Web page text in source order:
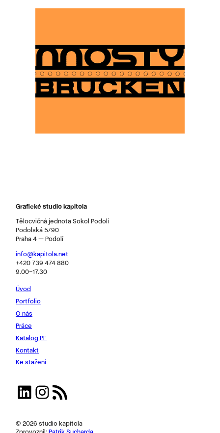
Grafické studio kapitola
Tělocvičná jednota Sokol Podolí
Podolská 5/90
Praha 4 — Podolí
info@kapitola.net
+420 739 474 880
9.00–17.30
Úvod
Portfolio
O nás
Práce
Katalog PF
Kontakt
Ke stažení
LinkedIn Instagram RSS zdroj
© 2026 studio kapitola
Zprovoznil: Patrik Sucharda